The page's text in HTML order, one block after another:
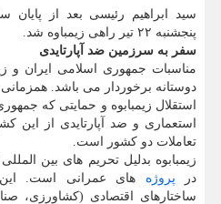
سید ابراهیم رئیسی بعد از پایان
پنجشنبه ۲۲ تیر راهی زیمباوه شد.
سفر به سرزمین ضد آپارتایدی
مناسبات جمهوری اسلامی ایران و
دوستانه برخوردار می باشد.
استقلال زیمبابوه و حمایتی که
استعماری و ضد آپارتایدی از این
تعاملات دو کشور است.
زیمبابوه بدلیل تحریم های بین
در پروژه های عمرانی است.
ساختارهای اقتصادی (کشاورزی،